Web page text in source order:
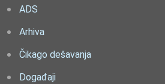
ADS
Arhiva
Čikago dešavanja
Događaji